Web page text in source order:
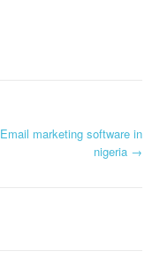
Email marketing software in
nigeria →